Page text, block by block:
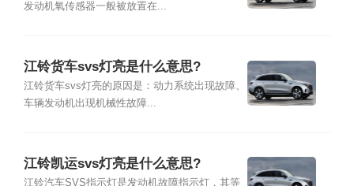
发动机氧传感器一般被放置在...
江铃货车svs灯亮是什么意思?
江铃货车svs灯亮的原因是：动力系统出现故障、
车辆发动机出现机械性故障...
江铃凯运svs灯亮是什么意思?
江铃汽车SVS指示灯是发动机故障指示灯，其等